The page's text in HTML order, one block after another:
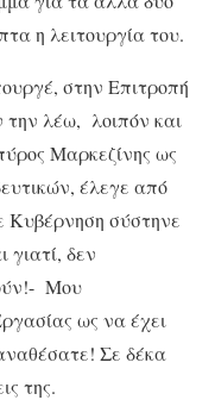
η λειτουργία του.
στην Επιτροπή
την λέω, λοιπόν και
Μαρκεζίνης ως
έλεγε από
Κυβέρνηση σύστηνε
γιατί, δεν
Μου
ως να έχει
Σε δέκα
της.